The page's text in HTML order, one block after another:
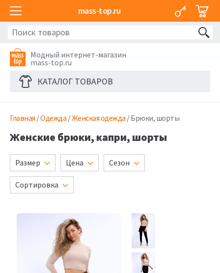
mass-top.ru
Модный интернет-магазин
mass-top.ru
КАТАЛОГ ТОВАРОВ
Главная /Одежда /Женская одежда / Брюки, шорты
Женские брюки, капри, шорты
Размер Цена Сезон
Сортировка